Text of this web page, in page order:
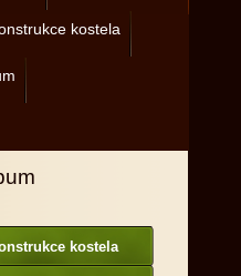
kostela
kostela